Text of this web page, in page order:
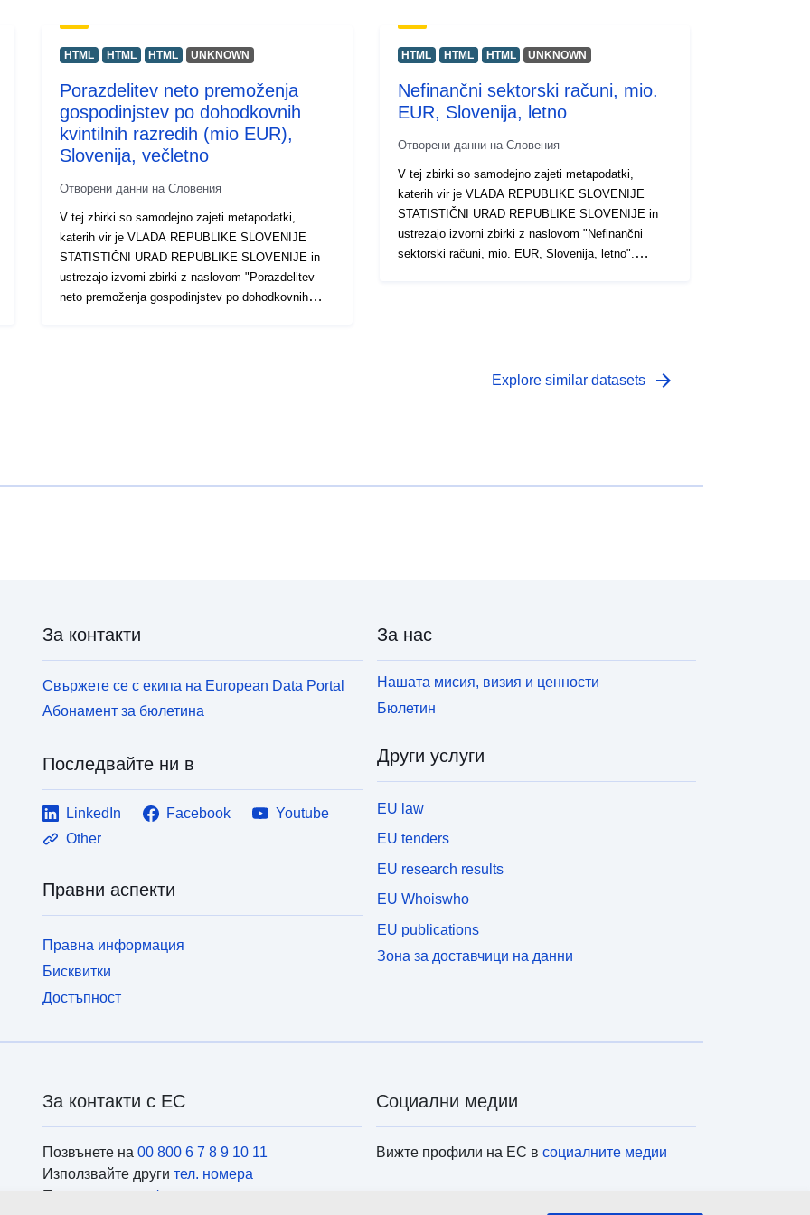
HTML HTML HTML UNKNOWN
Porazdelitev neto premoženja
gospodinjstev po dohodkovnih
kvintilnih razredih (mio EUR),
Slovenija, večletno
Отворени данни на Словения
V tej zbirki so samodejno zajeti metapodatki,
katerih vir je VLADA REPUBLIKE SLOVENIJE
STATISTIČNI URAD REPUBLIKE SLOVENIJE in
ustrezajo izvorni zbirki z naslovom "Porazdelitev
neto premoženja gospodinjstev po dohodkovnih
HTML HTML HTML UNKNOWN
Nefinančni sektorski računi, mio.
EUR, Slovenija, letno
Отворени данни на Словения
V tej zbirki so samodejno zajeti metapodatki,
katerih vir je VLADA REPUBLIKE SLOVENIJE
STATISTIČNI URAD REPUBLIKE SLOVENIJE in
ustrezajo izvorni zbirki z naslovom "Nefinančni
sektorski računi, mio. EUR, Slovenija, letno".
izbor podatkov za prikaz, spreminjanje oblike izpisa
in shranjevanje v različne formate, poleg tega pa
Explore similar datasets arrow_forward
За контакти
Свържете се с екипа на European Data Portal
Абонамент за бюлетина
Последвайте ни в
LinkedIn Facebook
Youtube
Other
Правни аспекти
Правна информация
Бисквитки
Достъпност
За нас
Нашата мисия, визия и ценности
Бюлетин
Други услуги
EU law
EU tenders
EU research results
EU Whoiswho
EU publications
Зона за доставчици на данни
За контакти с ЕС
Позвънете на 00 800 6 7 8 9 10 11
Използвайте други тел. номера
Пишете ни чрез
формуляра за контакти
Социални медии
Вижте профили на ЕС всоциалните медии